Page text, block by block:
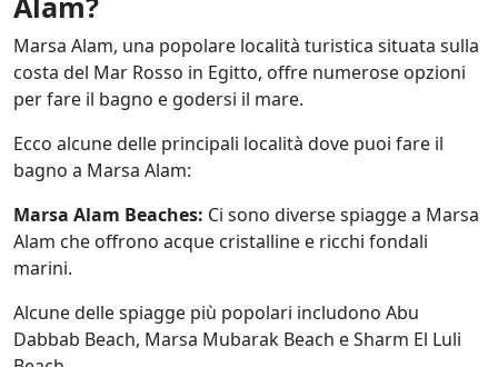
Marsa Alam, una popolare località turistica situata sulla
costa del Mar Rosso in Egitto, offre numerose opzioni
per fare il bagno e godersi il mare.
Ecco alcune delle principali località dove puoi fare il
bagno a Marsa Alam:
Marsa Alam Beaches: Ci sono diverse spiagge a Marsa
Alam che offrono acque cristalline e ricchi fondali
marini.
Alcune delle spiagge più popolari includono Abu
Dabbab Beach, Marsa Mubarak Beach e Sharm El Luli